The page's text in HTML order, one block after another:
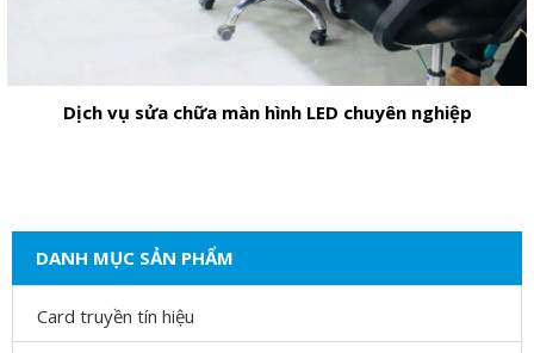
Dịch vụ sửa chữa màn hình LED chuyên nghiệp
DANH MỤC SẢN PHẨM
Card truyền tín hiệu